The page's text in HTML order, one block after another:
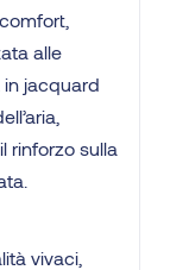
alle
in jacquard
rinforzo sulla
vivaci,